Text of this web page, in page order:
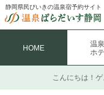
静岡県民びいきの温泉宿予約サイト
HOME
温
ホ
こんにちは！ ゲ